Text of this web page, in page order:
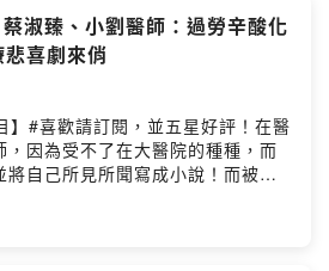
：Artlist
聽法國影展協同策展人倪娃法、影
此次影展的珍貴影片～＿＿＿＿【
們的！X SoundOn 特別贈票 】
料館聯合策畫，選映獨家典藏或
SoundOn 粉專參加抽獎，就有機
幻影》、《奇怪真奇怪》3 場次的
｜https://bit.ly/3yMmoVP【請把握
單場只要150元！#影展套票(5張
160元！】🍿線上手冊｜TFAI官網
淑臻、小劉醫師：過勞辛酸化
療悲喜劇來俏
】#喜歡請訂閱，並五星好評！在醫
，因為受不了在大醫院的種種，而
將自己所見所聞寫成小說！而被蔡
看見時差點受不了？其實小劉醫